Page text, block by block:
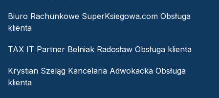
Biuro Rachunkowe SuperKsiegowa.com Obsługa
klienta
TAX IT Partner Belniak Radosław Obsługa klienta
Krystian Szeląg Kancelaria Adwokacka Obsługa
klienta